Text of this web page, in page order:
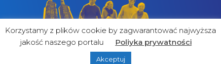
&
Korzystamy z plików cookie by zagwarantować najwyższa
jakość naszego portalu
Poliyka prywatności
Akceptuj